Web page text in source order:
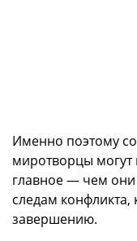
Именно поэтому
миротворцы
главное — чем
следам
завершению.